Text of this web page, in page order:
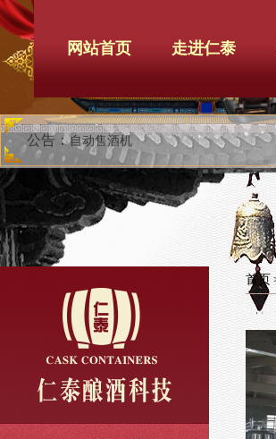
网站首页 走进仁泰
公告：自动售酒机
首页